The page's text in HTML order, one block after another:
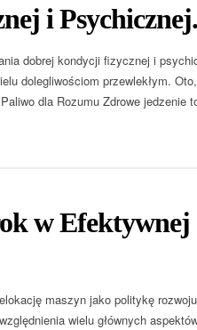
i Psychicznej.
dobrej kondycji fizycznej i
dolegliwościom przewlekłym. Oto,
dla Rozumu Zdrowe jedzenie
w Efektywnej
maszyn jako politykę
wielu głównych